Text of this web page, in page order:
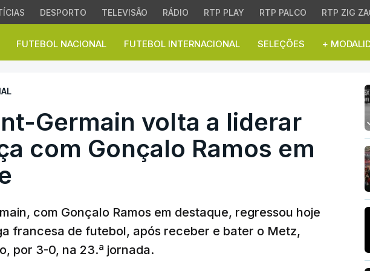
DESPORTO TELEVISÃO RÁDIO RTP PLAY RTP PALCO RTP ZIG
FUTEBOL NACIONAL FUTEBOL INTERNACIONAL SELEÇÕES +
Germain volta a liderar em
Germain volta a liderar
com Gonçalo Ramos em
com Gonçalo Ramos em destaque, regressou hoje
francesa de futebol, após receber e bater o Metz,
por 3-0, na 23.ª jornada.